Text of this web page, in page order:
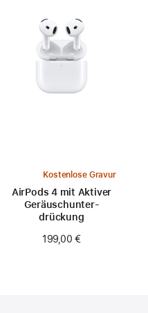
Kostenlose Gravur
AirPods 4 mit Aktiver
Geräusch­unter­
drückung
199,00 €